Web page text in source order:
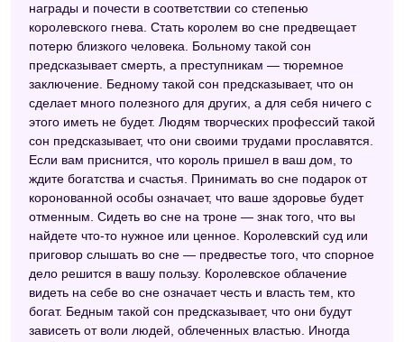
награды и почести в соответствии со степенью
королевского гнева. Стать королем во сне предвещает
потерю близкого человека. Больному такой сон
предсказывает смерть, а преступникам — тюремное
заключение. Бедному такой сон предсказывает, что он
сделает много полезного для других, а для себя ничего с
этого иметь не будет. Людям творческих профессий такой
сон предсказывает, что они своими трудами прославятся.
Если вам приснится, что король пришел в ваш дом, то
ждите богатства и счастья. Принимать во сне подарок от
коронованной особы означает, что ваше здоровье будет
отменным. Сидеть во сне на троне — знак того, что вы
найдете что-то нужное или ценное. Королевский суд или
приговор слышать во сне — предвестье того, что спорное
дело решится в вашу пользу. Королевское облачение
видеть на себе во сне означает честь и власть тем, кто
богат. Бедным такой сон предсказывает, что они будут
зависеть от воли людей, облеченных властью. Иногда